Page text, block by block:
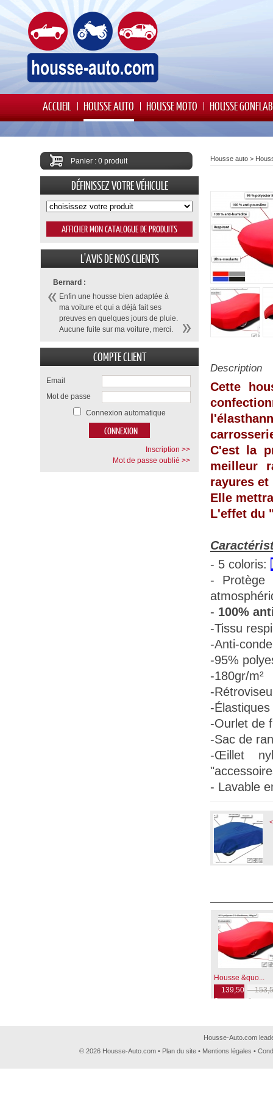
ACCUEIL HOUSSE AUTO HOUSSE MOTO HOUSSE
Housse auto >
Description
Cette
C'est la
meilleur
rayures
Elle
L'effet du
- 5 coloris:
-
- 100%
-Tissu
-Anti-
-95%
-180gr/m²
-
-
-Ourlet de
-Sac de
-Œillet
- Lavable
Housse &quo...
139,50
€
€
Panier : 0 produit
DÉFINISSEZ VOTRE VÉHICULE
L'AVIS DE NOS CLIENTS
Bernard :
Enfin une housse bien adaptée à
ma voiture et qui a déjà fait ses
preuves en quelques jours de pluie.
Aucune fuite sur ma voiture, merci.
COMPTE CLIENT
Email
Mot de passe
Connexion automatique
Inscription >>
Mot de passe oublié >>
Housse-Auto.com
© 2026 Housse-Auto.com • Plan du site • Mentions légales •